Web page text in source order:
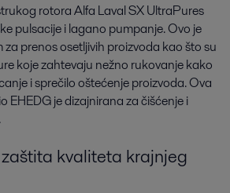
rotora Alfa Laval SX UltraPures
pulsacije i lagano pumpanje. Ovo je
prenos osetljivih proizvoda kao što su
koje zahtevaju nežno rukovanje kako
i sprečilo oštećenje proizvoda. Ova
EHEDG je dizajnirana za čišćenje i
kvaliteta krajnjeg